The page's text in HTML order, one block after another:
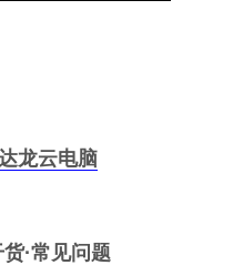
龙云电脑
货·常见问题